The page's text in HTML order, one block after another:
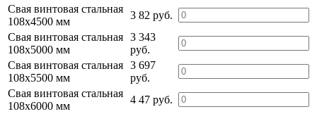
Свая винтовая стальная
108х4500 мм
3 82 руб.
Свая винтовая стальная
108х5000 мм
3 343
руб.
Свая винтовая стальная
108х5500 мм
3 697
руб.
Свая винтовая стальная
108х6000 мм
4 47 руб.